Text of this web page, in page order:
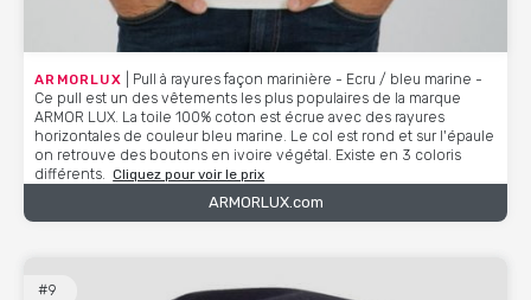
ARMORLUX | Pull à rayures façon marinière - Ecru / bleu marine -
Ce pull est un des vêtements les plus populaires de la marque
ARMOR LUX. La toile 100% coton est écrue avec des rayures
horizontales de couleur bleu marine. Le col est rond et sur l'épaule
on retrouve des boutons en ivoire végétal. Existe en 3 coloris
différents.
Cliquez pour voir le prix
ARMORLUX.com
#9